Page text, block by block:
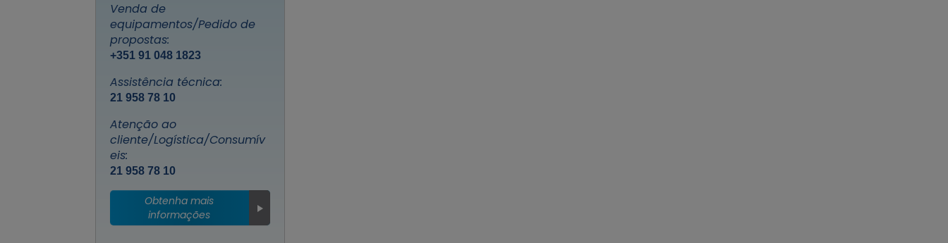
Venda de
equipamentos/Pedido de
propostas:
+351 91 048 1823
Assistência técnica:
21 958 78 10
Atenção ao
cliente/Logística/Consumív
eis:
21 958 78 10
Obtenha mais
informações